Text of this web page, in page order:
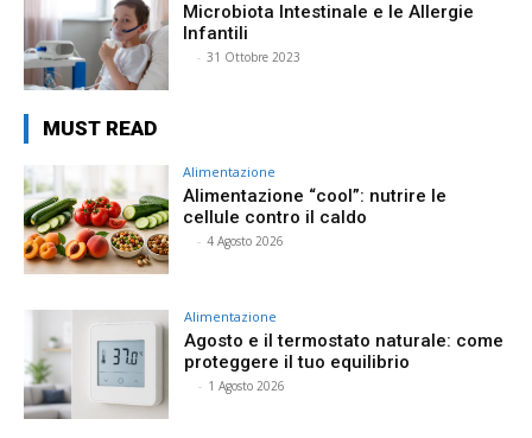
Microbiota Intestinale e le Allergie
Infantili
- 31 Ottobre 2023
MUST READ
Alimentazione
Alimentazione “cool”: nutrire le
cellule contro il caldo
- 4 Agosto 2026
Alimentazione
Agosto e il termostato naturale: come
proteggere il tuo equilibrio
- 1 Agosto 2026